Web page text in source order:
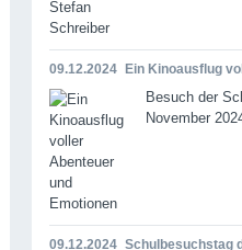
09.12.2024 Ein Kinoausflug
Besuch der
November
09.12.2024 Schulbesuchstag